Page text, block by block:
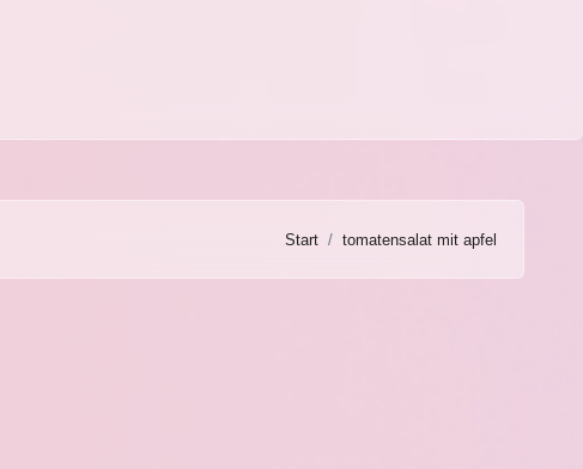
Start tomatensalat mit apfel